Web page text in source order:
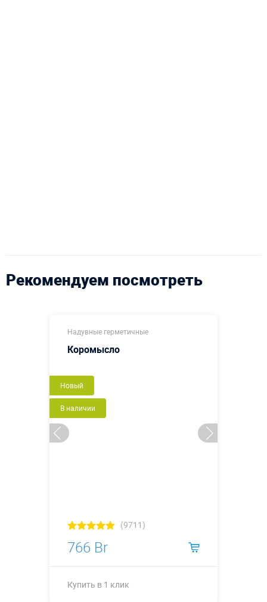
Рекомендуем посмотреть
Надувные герметичные
Коромысло
Новый
В наличии
(9711)
766 Br
Купить в 1 клик